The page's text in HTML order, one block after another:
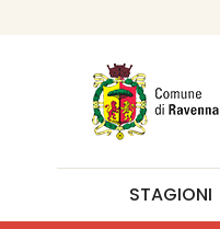
STAGIONI